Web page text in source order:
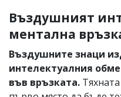
Въздушният
ментална
Въздушните знаци
интелектуалния
във връзката.